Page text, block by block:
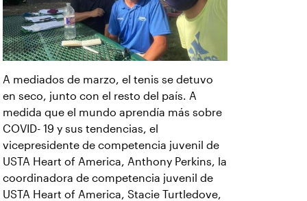
A mediados de marzo, el tenis se detuvo
en seco, junto con el resto del país. A
medida que el mundo aprendía más sobre
COVID- 19 y sus tendencias, el
vicepresidente de competencia juvenil de
USTA Heart of America, Anthony Perkins, la
coordinadora de competencia juvenil de
USTA Heart of America, Stacie Turtledove,